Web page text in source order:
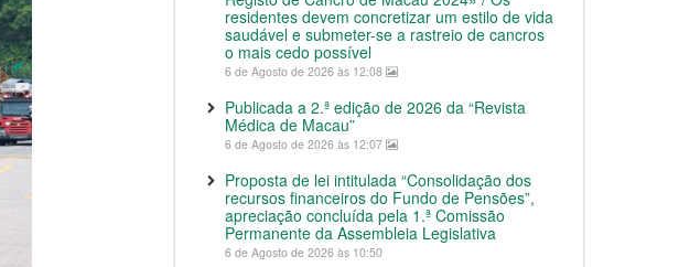
residentes devem concretizar um estilo de vida
saudável e submeter-se a rastreio de cancros
o mais cedo possível
6 de Agosto de 2026 às 12:08
Publicada a 2.ª edição de 2026 da “Revista
Médica de Macau”
6 de Agosto de 2026 às 12:07
Proposta de lei intitulada “Consolidação dos
recursos financeiros do Fundo de Pensões”,
apreciação concluída pela 1.ª Comissão
Permanente da Assembleia Legislativa
6 de Agosto de 2026 às 10:50